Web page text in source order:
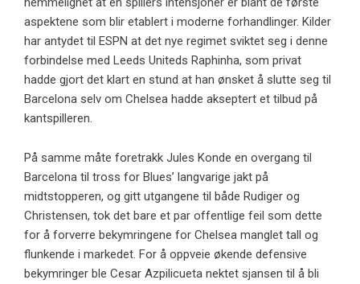
aspektene som blir etablert i moderne forhandlinger. Kilder
har antydet til ESPN at det nye regimet sviktet seg i denne
forbindelse med Leeds Uniteds Raphinha, som privat
hadde gjort det klart en stund at han ønsket å slutte seg til
Barcelona selv om Chelsea hadde akseptert et tilbud på
kantspilleren.
På samme måte foretrakk Jules Konde en overgang til
Barcelona til tross for Blues’ langvarige jakt på
midtstopperen, og gitt utgangene til både Rudiger og
Christensen, tok det bare et par offentlige feil som dette
for å forverre bekymringene for Chelsea manglet tall og
flunkende i markedet. For å oppveie økende defensive
bekymringer ble Cesar Azpilicueta nektet sjansen til å bli